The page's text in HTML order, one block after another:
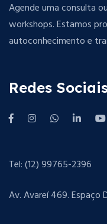
Agende uma consulta
workshops. Estamos
autoconhecimento e
Redes
Tel: (12) 99765-2396
Av. Avareí 469. Espaço